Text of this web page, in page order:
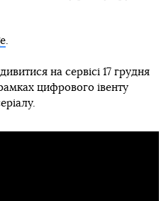
.
на сервісі 17 грудня
цифрового івенту